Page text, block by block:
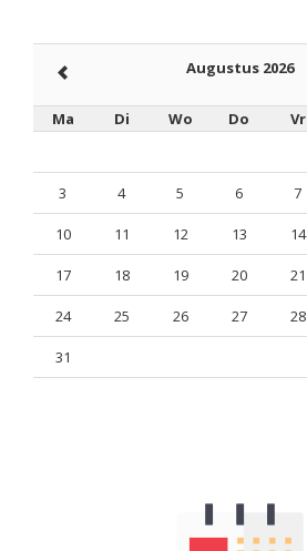
Augustus 2026
Ma Di Wo Do Vr
3 4 5 6 7
10 11 12 13 14
17 18 19 20 21
24 25 26 27 28
31